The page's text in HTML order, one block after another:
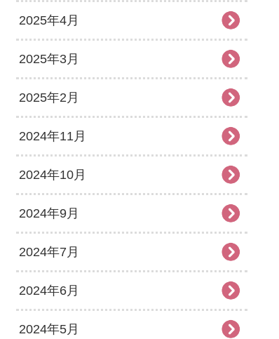
2025年4月
2025年3月
2025年2月
2024年11月
2024年10月
2024年9月
2024年7月
2024年6月
2024年5月